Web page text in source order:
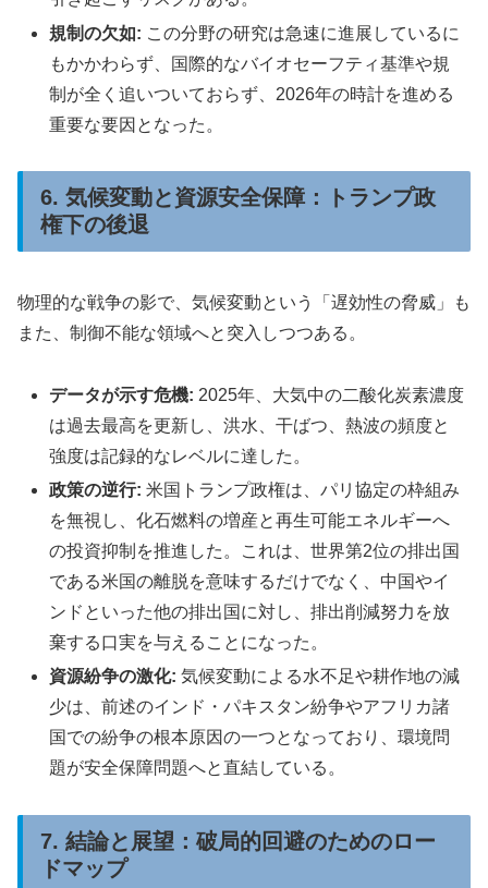
規制の欠如: この分野の研究は急速に進展しているに
もかかわらず、国際的なバイオセーフティ基準や規
制が全く追いついておらず、2026年の時計を進める
重要な要因となった。
6. 気候変動と資源安全保障：トランプ政
権下の後退
物理的な戦争の影で、気候変動という「遅効性の脅威」も
また、制御不能な領域へと突入しつつある。
データが示す危機: 2025年、大気中の二酸化炭素濃度
は過去最高を更新し、洪水、干ばつ、熱波の頻度と
強度は記録的なレベルに達した。
政策の逆行: 米国トランプ政権は、パリ協定の枠組み
を無視し、化石燃料の増産と再生可能エネルギーへ
の投資抑制を推進した。これは、世界第2位の排出国
である米国の離脱を意味するだけでなく、中国やイ
ンドといった他の排出国に対し、排出削減努力を放
棄する口実を与えることになった。
資源紛争の激化: 気候変動による水不足や耕作地の減
少は、前述のインド・パキスタン紛争やアフリカ諸
国での紛争の根本原因の一つとなっており、環境問
題が安全保障問題へと直結している。
7. 結論と展望：破局的回避のためのロー
ドマップ